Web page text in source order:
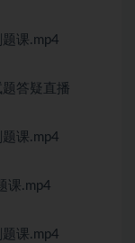
课.mp4
答疑直播
课.mp4
课.mp4
课.mp4